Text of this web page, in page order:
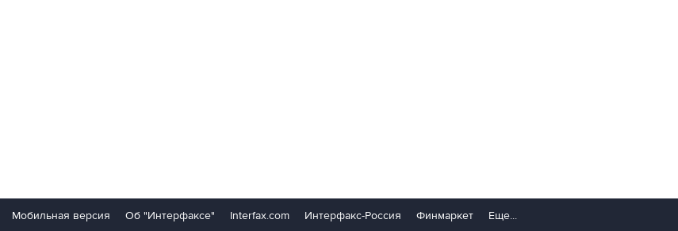
Мобильная версия Об "Интерфаксе" Interfax.com Интерфакс-Россия Финмаркет Еще...